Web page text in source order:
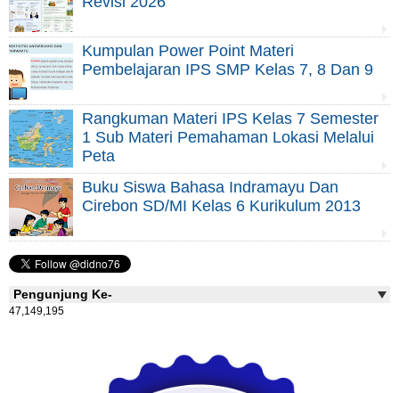
Kumpulan Power Point Materi
Pembelajaran IPS SMP Kelas 7, 8 Dan 9
Rangkuman Materi IPS Kelas 7 Semester
1 Sub Materi Pemahaman Lokasi Melalui
Peta
Buku Siswa Bahasa Indramayu Dan
Cirebon SD/MI Kelas 6 Kurikulum 2013
Pengunjung Ke-
47,149,195